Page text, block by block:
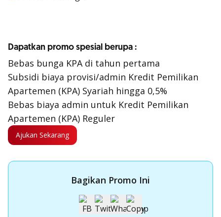
Dapatkan promo spesial berupa :
Bebas bunga KPA di tahun pertama
Subsidi biaya provisi/admin Kredit Pemilikan
Apartemen (KPA) Syariah hingga 0,5%
Bebas biaya admin untuk Kredit Pemilikan
Apartemen (KPA) Reguler
Ajukan Sekarang
Bagikan Promo Ini